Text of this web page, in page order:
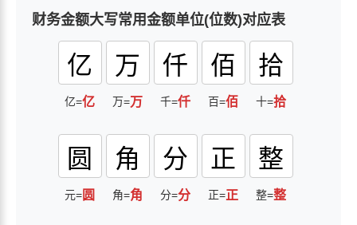
财务金额大写常用金额单位(位数)对应表
亿
亿=亿
万
万=万
仟
千=仟
佰
百=佰
拾
十=拾
圆
元=圆
角
角=角
分
分=分
正
正=正
整
整=整